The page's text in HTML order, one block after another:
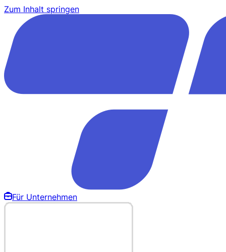
Zum Inhalt springen
Für Unternehmen